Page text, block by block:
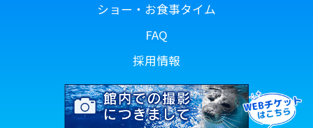
ショー・お食事タイム
FAQ
採用情報